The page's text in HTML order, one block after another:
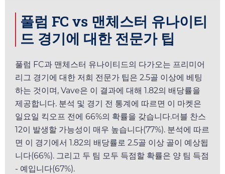
풀럼 FC vs 맨체스터 유나이티
드 경기에 대한 전문가 팁
풀럼 FC과 맨체스터 유나이티드의 다가오는 프리미어
리그 경기에 대한 저희 전문가 팁은 2.5골 이상에 베팅
하는 것이며, Vave은 이 결과에 대해 1.82의 배당률을
제공합니다. 분석 및 경기 전 통계에 따르면 이 마켓은
일요일 킥오프 전에 66%의 확률을 갖습니다.더블 찬스
12이 발생할 가능성이 매우 높습니다(77%). 분석에 따르
면 이 경기에서 1.82의 배당률로 2.5골 이상 골이 예상됩
니다(66%). 그리고 두 팀 모두 득점할 확률은 양 팀 득점
- 예입니다(67%).